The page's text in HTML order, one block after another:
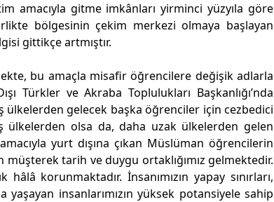
amacıyla gitme imkânları yirminci yüzyıla göre
bölgesinin çekim merkezi olmaya başlayan
gittikçe artmıştır.
bu amaçla misafir öğrencilere değişik adlarla
Türkler ve Akraba Toplulukları Başkanlığı’nda
ülkelerden gelecek başka öğrenciler için cezbedici
olsa da, daha uzak ülkelerden gelen
yurt dışına çıkan Müslüman öğrencilerin
müşterek tarih ve duygu ortaklığımız gelmektedir.
korunmaktadır. İnsanımızın yapay sınırları,
insanlarımızın yüksek potansiyele sahip